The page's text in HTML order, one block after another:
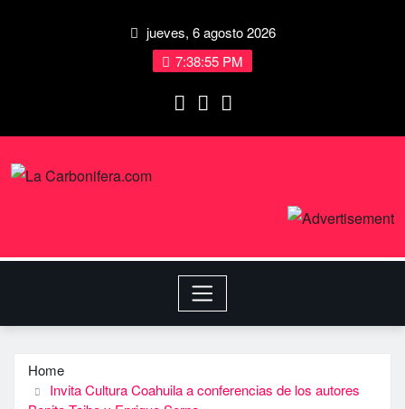
jueves, 6 agosto 2026
7:38:56 PM
Home
Invita Cultura Coahuila a conferencias de los autores